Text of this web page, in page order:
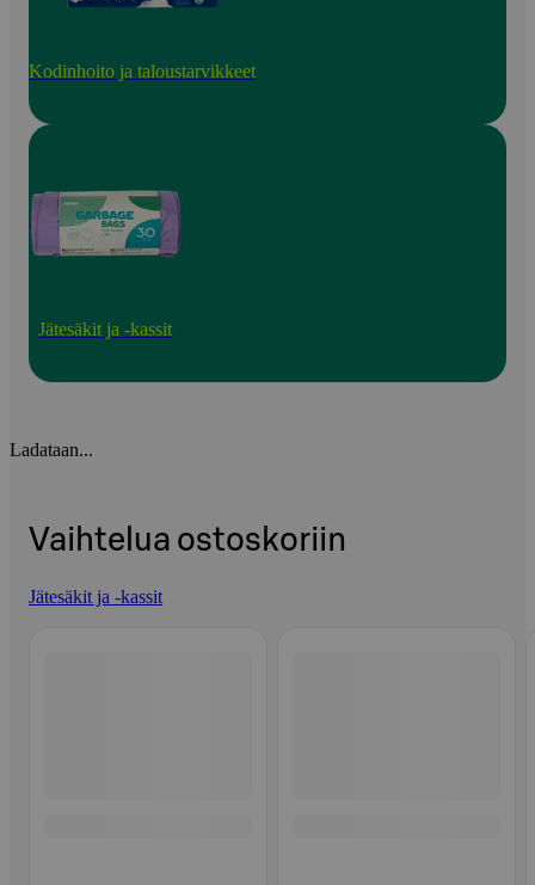
Kodinhoito ja taloustarvikkeet
Jätesäkit ja -kassit
Ladataan...
Vaihtelua ostoskoriin
Jätesäkit ja -kassit